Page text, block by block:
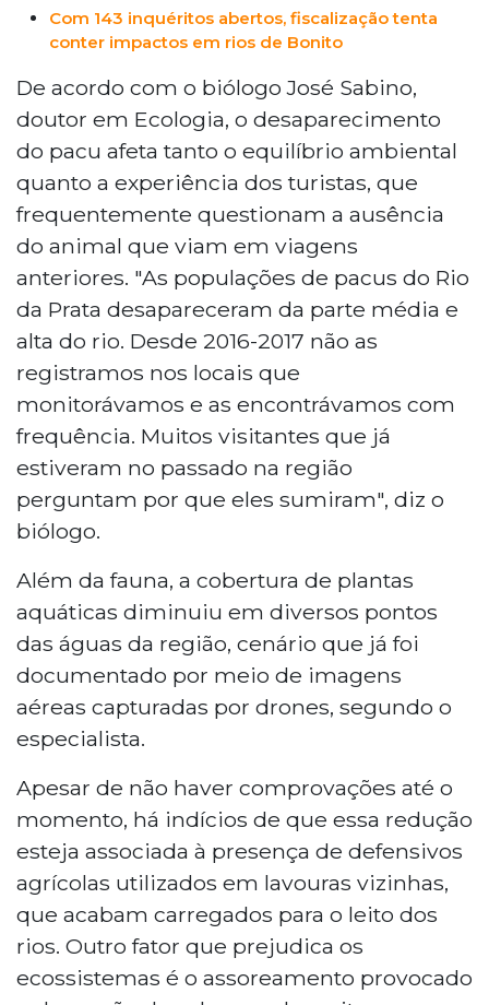
Com 143 inquéritos abertos, fiscalização tenta
conter impactos em rios de Bonito
De acordo com o biólogo José Sabino,
doutor em Ecologia, o desaparecimento
do pacu afeta tanto o equilíbrio ambiental
quanto a experiência dos turistas, que
frequentemente questionam a ausência
do animal que viam em viagens
anteriores. "As populações de pacus do Rio
da Prata desapareceram da parte média e
alta do rio. Desde 2016-2017 não as
registramos nos locais que
monitorávamos e as encontrávamos com
frequência. Muitos visitantes que já
estiveram no passado na região
perguntam por que eles sumiram", diz o
biólogo.
Além da fauna, a cobertura de plantas
aquáticas diminuiu em diversos pontos
das águas da região, cenário que já foi
documentado por meio de imagens
aéreas capturadas por drones, segundo o
especialista.
Apesar de não haver comprovações até o
momento, há indícios de que essa redução
esteja associada à presença de defensivos
agrícolas utilizados em lavouras vizinhas,
que acabam carregados para o leito dos
rios. Outro fator que prejudica os
ecossistemas é o assoreamento provocado